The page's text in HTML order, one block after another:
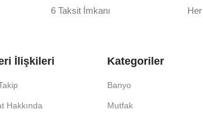
6 Taksit İmkanı
İlişkileri
Hakkında
Kategoriler
Banyo
Mutfak